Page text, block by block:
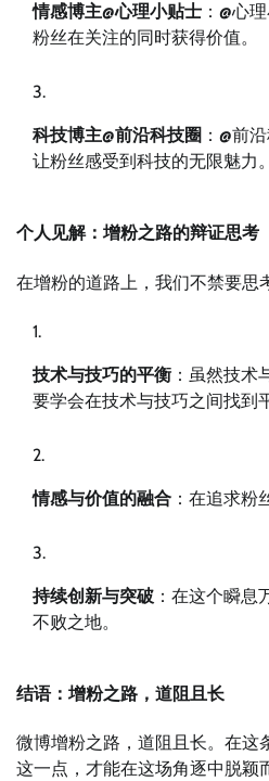
情感博主@心理小贴士 ：@心
粉丝在关注的同时获得价值。
科技博主@前沿科技圈 ：@前
让粉丝感受到科技的无限魅力。
个人见解：增粉之路的辩证思考
在增粉的道路上，我们不禁要思
技术与技巧的平衡 ：虽然技
要学会在技术与技巧之间找到
情感与价值的融合 ：在追求
持续创新与突破 ：在这个瞬
不败之地。
结语：增粉之路，道阻且长
微博增粉之路，道阻且长。在这
这一点，才能在这场角逐中脱颖